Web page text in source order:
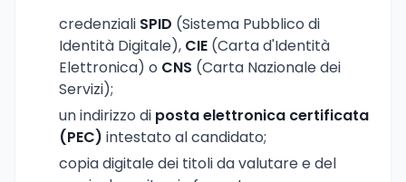
credenziali SPID (Sistema Pubblico di
Identità Digitale), CIE (Carta d'Identità
Elettronica) o CNS (Carta Nazionale dei
Servizi);
un indirizzo di posta elettronica certificata
(PEC) intestato al candidato;
copia digitale dei titoli da valutare e del